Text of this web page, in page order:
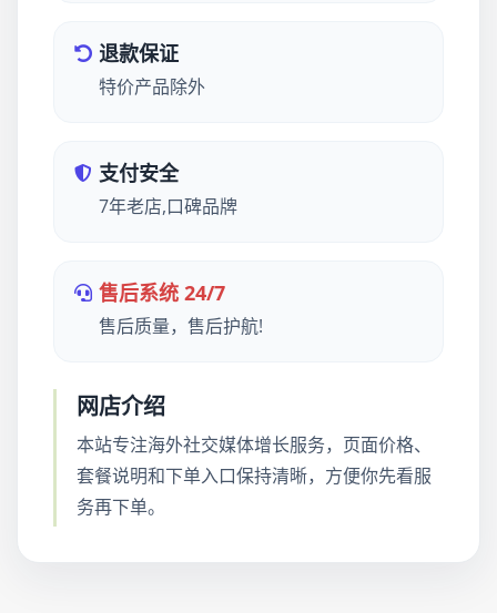
退款保证
特价产品除外
支付安全
7年老店,口碑品牌
售后系统 24/7
售后质量，售后护航!
网店介绍
本站专注海外社交媒体增长服务，页面价格、
套餐说明和下单入口保持清晰，方便你先看服
务再下单。